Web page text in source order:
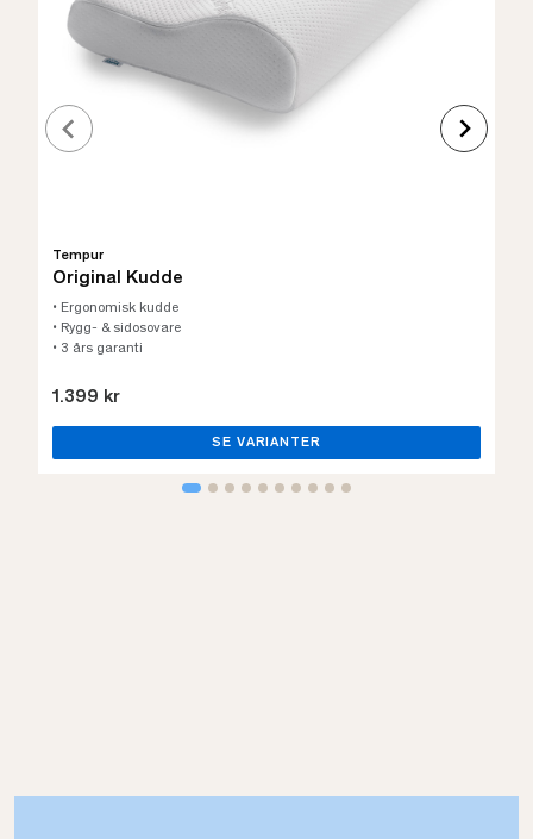
Tempur
Original Kudde
• Ergonomisk kudde
• Rygg- & sidosovare
• 3 års garanti
1.399 kr
SE VARIANTER